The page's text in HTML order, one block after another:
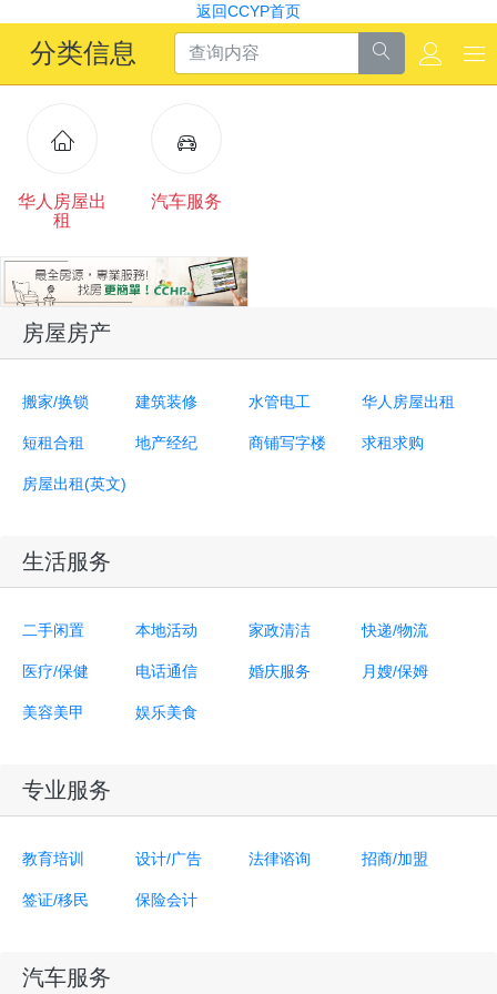
返回CCYP首页
分类信息
华人房屋出
租
汽车服务
房屋房产
搬家/换锁 建筑装修 水管电工 华人房屋出租
短租合租 地产经纪 商铺写字楼 求租求购
房屋出租(英文)
生活服务
二手闲置 本地活动 家政清洁 快递/物流
医疗/保健 电话通信 婚庆服务 月嫂/保姆
美容美甲 娱乐美食
专业服务
教育培训 设计/广告 法律谘询 招商/加盟
签证/移民 保险会计
汽车服务